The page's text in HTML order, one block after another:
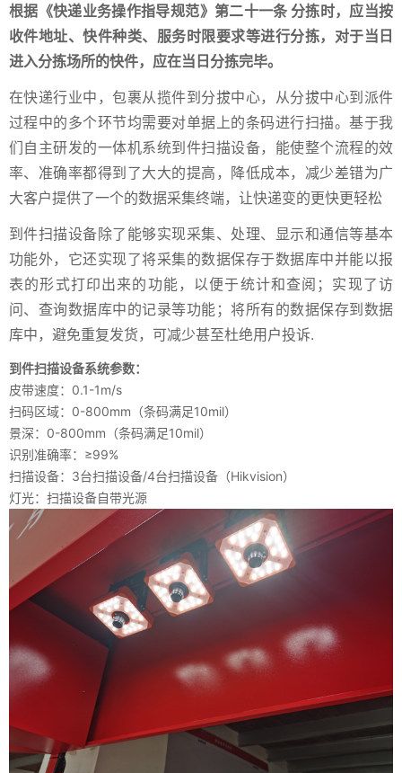
根据《快递业务操作指导规范》第二十一条 分拣时，应当按
收件地址、快件种类、服务时限要求等进行分拣，对于当日
进入分拣场所的快件，应在当日分拣完毕。
在快递行业中，包裹从揽件到分拔中心，从分拔中心到派件
过程中的多个环节均需要对单据上的条码进行扫描。基于我
们自主研发的一体机系统到件扫描设备，能使整个流程的效
率、准确率都得到了大大的提高，降低成本，减少差错为广
大客户提供了一个的数据采集终端，让快递变的更快更轻松
到件扫描设备除了能够实现采集、处理、显示和通信等基本
功能外，它还实现了将采集的数据保存于数据库中并能以报
表的形式打印出来的功能，以便于统计和查阅；实现了访
问、查询数据库中的记录等功能；将所有的数据保存到数据
库中，避免重复发货，可减少甚至杜绝用户投诉.
到件扫描设备系统参数：
皮带速度：0.1-1m/s
扫码区域：0-800mm（条码满足10mil）
景深：0-800mm（条码满足10mil）
识别准确率：≥99%
扫描设备：3台扫描设备/4台扫描设备（Hikvision）
灯光：扫描设备自带光源